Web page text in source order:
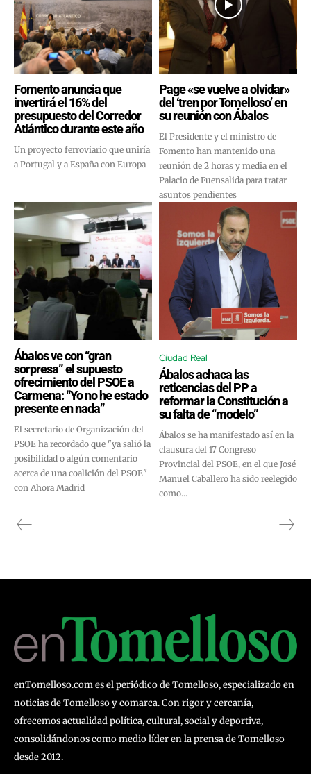
Fomento anuncia que
invertirá el 16% del
presupuesto del Corredor
Atlántico durante este año
Un proyecto ferroviario que uniría
a Portugal y a España con Europa
Page «se vuelve a olvidar»
del ‘tren por Tomelloso’ en
su reunión con Ábalos
El Presidente y el ministro de
Fomento han mantenido una
reunión de 2 horas y media en el
Palacio de Fuensalida para tratar
asuntos pendientes
Ábalos ve con “gran
sorpresa” el supuesto
ofrecimiento del PSOE a
Carmena: “Yo no he estado
presente en nada”
El secretario de Organización del
PSOE ha recordado que "ya salió la
posibilidad o algún comentario
acerca de una coalición del PSOE"
con Ahora Madrid
Ciudad Real
Ábalos achaca las
reticencias del PP a
reformar la Constitución a
su falta de “modelo”
Ábalos se ha manifestado así en la
clausura del 17 Congreso
Provincial del PSOE, en el que José
Manuel Caballero ha sido reelegido
como...
enTomelloso.com es el periódico de Tomelloso, especializado en
noticias de Tomelloso y comarca. Con rigor y cercanía,
ofrecemos actualidad política, cultural, social y deportiva,
consolidándonos como medio líder en la prensa de Tomelloso
desde 2012.